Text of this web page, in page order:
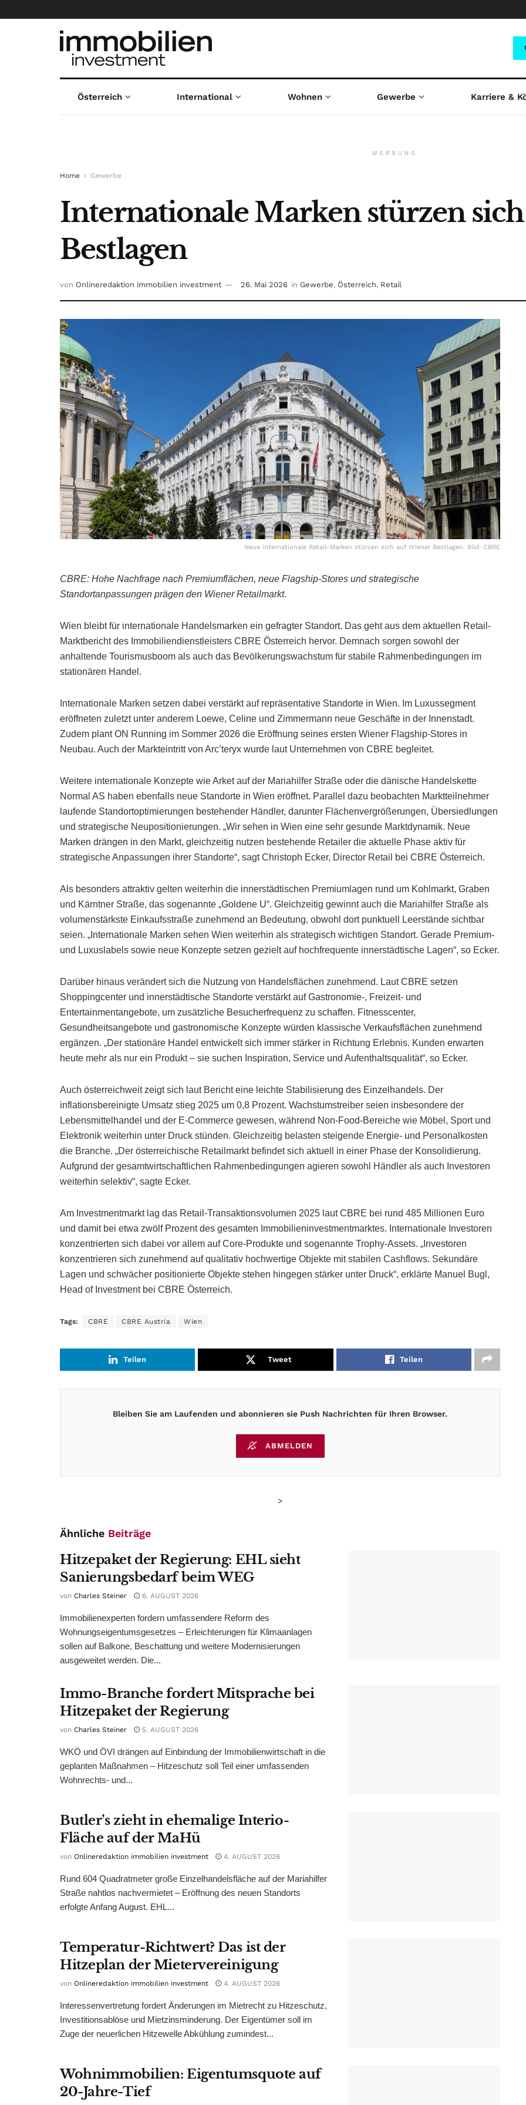
Österreich International Wohnen Gewerbe Karriere &
WERBUNG
Home Gewerbe
Internationale Marken stürzen
Bestlagen
von Onlineredaktion immobilien investment 26. Mai 2026 in Gewerbe, Österreich, Retail
Neue internationale Retail-Marken stürzen sich auf Wiener Bestlagen. Bild: CBRE
CBRE: Hohe Nachfrage nach Premiumflächen, neue Flagship-Stores und strategische
Standortanpassungen prägen den Wiener Retailmarkt.
Wien bleibt für internationale Handelsmarken ein gefragter Standort. Das geht aus dem aktuellen Retail-
Marktbericht des Immobiliendienstleisters CBRE Österreich hervor. Demnach sorgen sowohl der
anhaltende Tourismusboom als auch das Bevölkerungswachstum für stabile Rahmenbedingungen im
stationären Handel.
Internationale Marken setzen dabei verstärkt auf repräsentative Standorte in Wien. Im Luxussegment
eröffneten zuletzt unter anderem Loewe, Celine und Zimmermann neue Geschäfte in der Innenstadt.
Zudem plant ON Running im Sommer 2026 die Eröffnung seines ersten Wiener Flagship-Stores in
Neubau. Auch der Markteintritt von Arc’teryx wurde laut Unternehmen von CBRE begleitet.
Weitere internationale Konzepte wie Arket auf der Mariahilfer Straße oder die dänische Handelskette
Normal AS haben ebenfalls neue Standorte in Wien eröffnet. Parallel dazu beobachten Marktteilnehmer
laufende Standortoptimierungen bestehender Händler, darunter Flächenvergrößerungen, Übersiedlungen
und strategische Neupositionierungen. „Wir sehen in Wien eine sehr gesunde Marktdynamik. Neue
Marken drängen in den Markt, gleichzeitig nutzen bestehende Retailer die aktuelle Phase aktiv für
strategische Anpassungen ihrer Standorte“, sagt Christoph Ecker, Director Retail bei CBRE Österreich.
Als besonders attraktiv gelten weiterhin die innerstädtischen Premiumlagen rund um Kohlmarkt, Graben
und Kärntner Straße, das sogenannte „Goldene U“. Gleichzeitig gewinnt auch die Mariahilfer Straße als
volumenstärkste Einkaufsstraße zunehmend an Bedeutung, obwohl dort punktuell Leerstände sichtbar
seien. „Internationale Marken sehen Wien weiterhin als strategisch wichtigen Standort. Gerade Premium-
und Luxuslabels sowie neue Konzepte setzen gezielt auf hochfrequente innerstädtische Lagen“, so Ecker.
Darüber hinaus verändert sich die Nutzung von Handelsflächen zunehmend. Laut CBRE setzen
Shoppingcenter und innerstädtische Standorte verstärkt auf Gastronomie-, Freizeit- und
Entertainmentangebote, um zusätzliche Besucherfrequenz zu schaffen. Fitnesscenter,
Gesundheitsangebote und gastronomische Konzepte würden klassische Verkaufsflächen zunehmend
ergänzen. „Der stationäre Handel entwickelt sich immer stärker in Richtung Erlebnis. Kunden erwarten
heute mehr als nur ein Produkt – sie suchen Inspiration, Service und Aufenthaltsqualität“, so Ecker.
Auch österreichweit zeigt sich laut Bericht eine leichte Stabilisierung des Einzelhandels. Der
inflationsbereinigte Umsatz stieg 2025 um 0,8 Prozent. Wachstumstreiber seien insbesondere der
Lebensmittelhandel und der E-Commerce gewesen, während Non-Food-Bereiche wie Möbel, Sport und
Elektronik weiterhin unter Druck stünden. Gleichzeitig belasten steigende Energie- und Personalkosten
die Branche. „Der österreichische Retailmarkt befindet sich aktuell in einer Phase der Konsolidierung.
Aufgrund der gesamtwirtschaftlichen Rahmenbedingungen agieren sowohl Händler als auch Investoren
weiterhin selektiv“, sagte Ecker.
Am Investmentmarkt lag das Retail-Transaktionsvolumen 2025 laut CBRE bei rund 485 Millionen Euro
und damit bei etwa zwölf Prozent des gesamten Immobilieninvestmentmarktes. Internationale Investoren
konzentrierten sich dabei vor allem auf Core-Produkte und sogenannte Trophy-Assets. „Investoren
konzentrieren sich zunehmend auf qualitativ hochwertige Objekte mit stabilen Cashflows. Sekundäre
Lagen und schwächer positionierte Objekte stehen hingegen stärker unter Druck“, erklärte Manuel Bugl,
Head of Investment bei CBRE Österreich.
Tags: CBRE CBRE Austria Wien
Teilen Tweet Teilen
Bleiben Sie am Laufenden und abonnieren sie Push Nachrichten für Ihren Browser.
ABMELDEN
>
Ähnliche Beiträge
Hitzepaket der Regierung: EHL sieht
Sanierungsbedarf beim WEG
von Charles Steiner 6. AUGUST 2026
Immobilienexperten fordern umfassendere Reform des
Wohnungseigentumsgesetzes – Erleichterungen für Klimaanlagen
sollen auf Balkone, Beschattung und weitere Modernisierungen
ausgeweitet werden. Die...
Immo-Branche fordert Mitsprache bei
Hitzepaket der Regierung
von Charles Steiner 5. AUGUST 2026
WKÖ und ÖVI drängen auf Einbindung der Immobilienwirtschaft in die
geplanten Maßnahmen – Hitzeschutz soll Teil einer umfassenden
Wohnrechts- und...
Butler’s zieht in ehemalige Interio-
Fläche auf der MaHü
von Onlineredaktion immobilien investment 4. AUGUST 2026
Rund 604 Quadratmeter große Einzelhandelsfläche auf der Mariahilfer
Straße nahtlos nachvermietet – Eröffnung des neuen Standorts
erfolgte Anfang August. EHL...
Temperatur-Richtwert? Das ist der
Hitzeplan der Mietervereinigung
von Onlineredaktion immobilien investment 4. AUGUST 2026
Interessenvertretung fordert Änderungen im Mietrecht zu Hitzeschutz,
Investitionsablöse und Mietzinsminderung. Der Eigentümer soll im
Zuge der neuerlichen Hitzewelle Abkühlung zumindest...
Wohnimmobilien: Eigentumsquote auf
20-Jahre-Tief